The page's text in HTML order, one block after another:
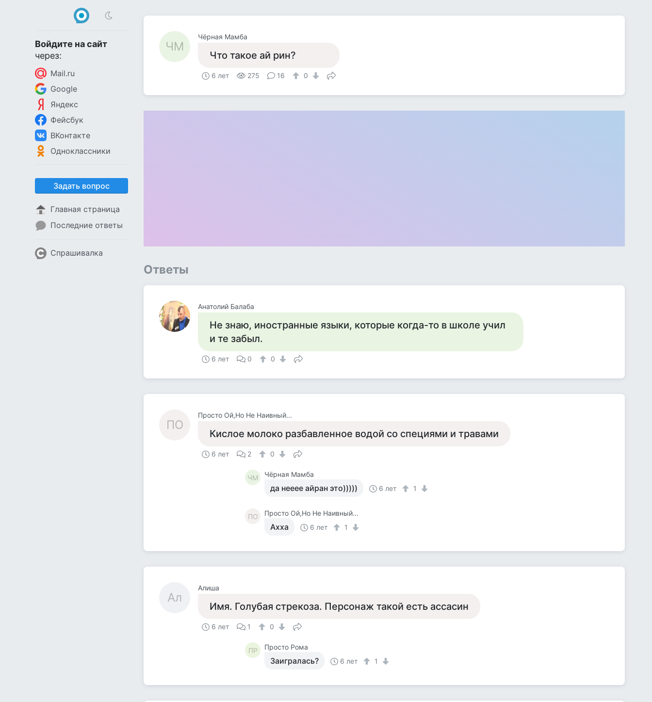
Войдите на сайт
через:
Mail.ru
Google
Яндекс
Фейсбук
ВКонтакте
Одноклассники
Задать вопрос
Главная страница
Последние ответы
Спрашивалка
ЧМ
Чёрная Мамба
Что такое ай рин?
6 лет 275 16 0
Ответы
Анатолий Балаба
Не знаю, иностранные языки, которые когда-то в школе учил
и те забыл.
6 лет 0 0
ПО
Просто Ой,Но Не Наивный...
Кислое молоко разбавленное водой со специями и травами
6 лет 2 0
ЧМ Чёрная Мамба
да нееее айран это))))) 6 лет 1
ПО Просто Ой,Но Не Наивный...
Ахха 6 лет 1
Ал
Алиша
Имя. Голубая стрекоза. Персонаж такой есть ассасин
6 лет 1 0
ПР Просто Рома
Заигралась? 6 лет 1